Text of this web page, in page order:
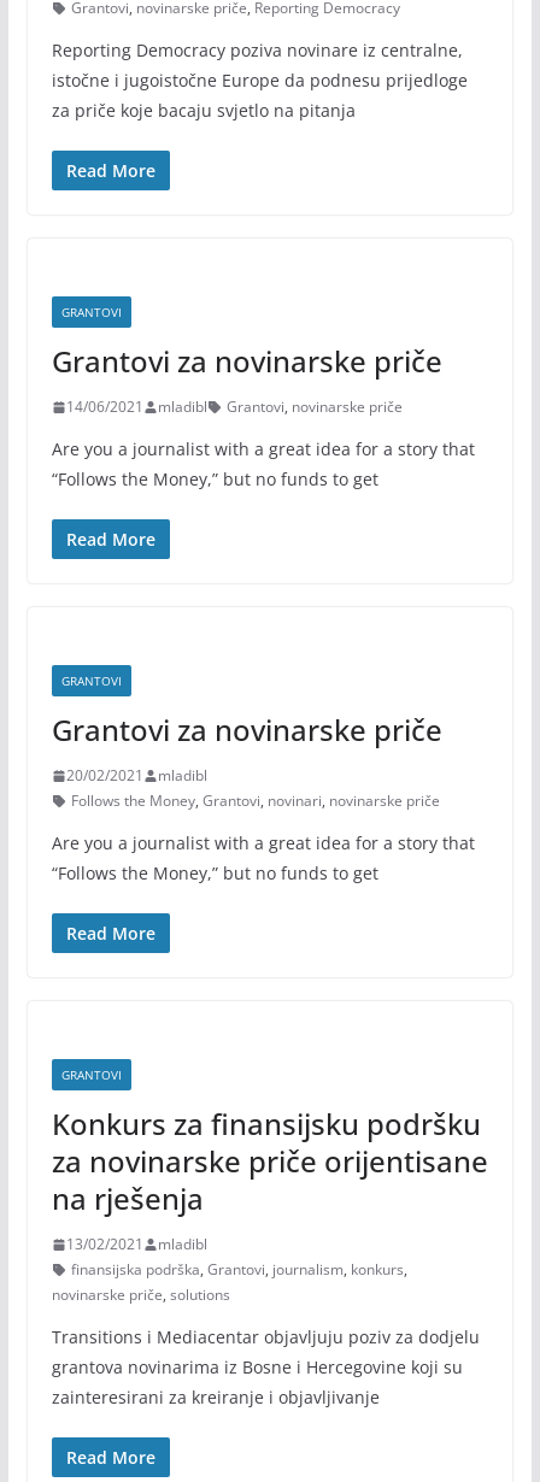
Grantovi, novinarske priče, Reporting Democracy
Reporting Democracy poziva novinare iz centralne,
istočne i jugoistočne Europe da podnesu prijedloge
za priče koje bacaju svjetlo na pitanja
Read More
GRANTOVI
Grantovi za novinarske priče
14/06/2021 mladibl Grantovi, novinarske priče
Are you a journalist with a great idea for a story that
“Follows the Money,” but no funds to get
Read More
GRANTOVI
Grantovi za novinarske priče
20/02/2021
mladibl
Follows the Money, Grantovi, novinari, novinarske priče
Are you a journalist with a great idea for a story that
“Follows the Money,” but no funds to get
Read More
GRANTOVI
Konkurs za finansijsku podršku
za novinarske priče orijentisane
na rješenja
13/02/2021
mladibl
finansijska podrška, Grantovi, journalism, konkurs,
novinarske priče, solutions
Transitions i Mediacentar objavljuju poziv za dodjelu
grantova novinarima iz Bosne i Hercegovine koji su
zainteresirani za kreiranje i objavljivanje
Read More